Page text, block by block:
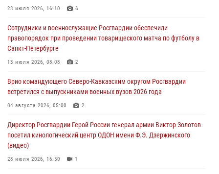
Росгвардейцы в зоне СВО передали подарки детям и помогли
09 августа 2026, 09:00
В Центральных регионах России продолжается ведомственная
акция «Каникулы с Росгвардией»
В Чеченской Республике пожарные расчеты Росгвардии и МЧС
отработали межведомственное взаимодействие
23 июля 2026, 16:10 6
Сотрудники и военнослужащие Росгвардии обеспечили
правопорядок при проведении товарищеского матча по футболу в
Санкт-Петербурге
13 июля 2026, 08:08 2
Врио командующего Северо-Кавказским округом Росгвардии
встретился с выпускниками военных вузов 2026 года
04 августа 2026, 05:00 2
Директор Росгвардии Герой России генерал армии Виктор Золотов
посетил кинологический центр ОДОН имени Ф.Э. Дзержинского
(видео)
28 июля 2026, 16:50 1